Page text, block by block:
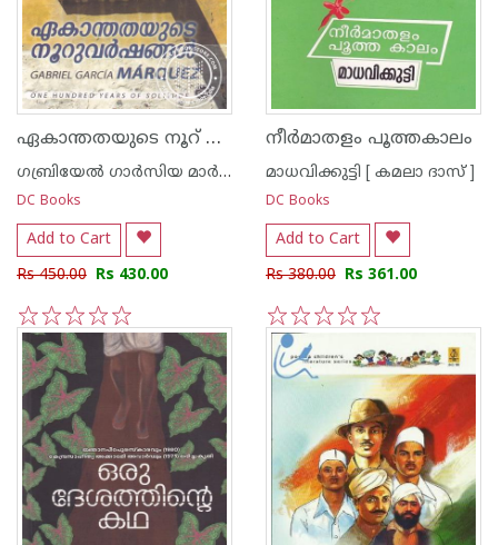
ഏകാന്തതയുടെ നൂറ് വര്‍ഷങ്ങള്‍
ഗബ്രിയേല്‍ ഗാര്‍സിയ മാര്‍ക്കേസ്
DC Books
Add to Cart
Rs 450.00 Rs 430.00
5
4
3
2
1
നീര്‍മാതളം പൂത്തകാലം
മാധവിക്കുട്ടി [ കമലാ ദാസ് ]
DC Books
Add to Cart
Rs 380.00 Rs 361.00
2
1